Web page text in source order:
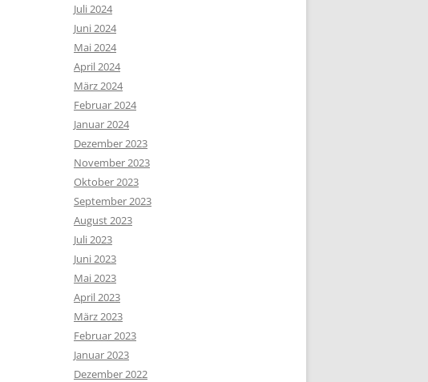
Juli 2024
Juni 2024
Mai 2024
April 2024
März 2024
Februar 2024
Januar 2024
Dezember 2023
November 2023
Oktober 2023
September 2023
August 2023
Juli 2023
Juni 2023
Mai 2023
April 2023
März 2023
Februar 2023
Januar 2023
Dezember 2022